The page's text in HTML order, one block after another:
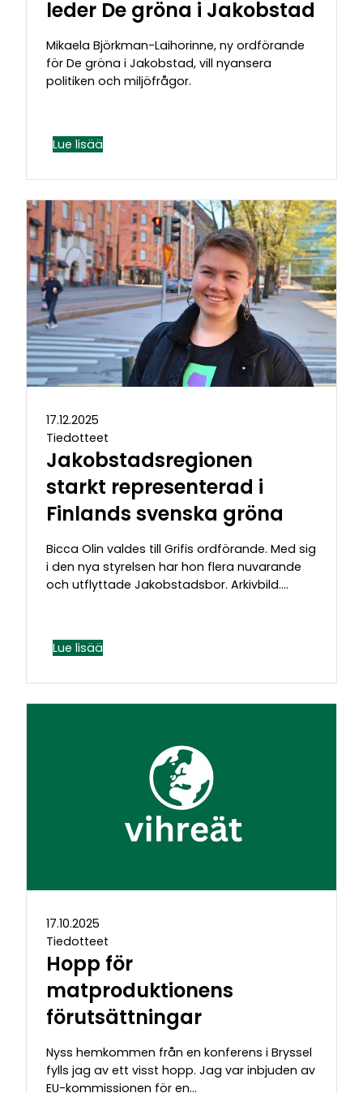
leder De gröna i Jakobstad
Mikaela Björkman-Laihorinne, ny ordförande
för De gröna i Jakobstad, vill nyansera
politiken och miljöfrågor.
Lue lisää
17.12.2025
Tiedotteet
Jakobstadsregionen
starkt representerad i
Finlands svenska gröna
Bicca Olin valdes till Grifis ordförande. Med sig
i den nya styrelsen har hon flera nuvarande
och utflyttade Jakobstadsbor. Arkivbild….
Lue lisää
17.10.2025
Tiedotteet
Hopp för
matproduktionens
förutsättningar
Nyss hemkommen från en konferens i Bryssel
fylls jag av ett visst hopp. Jag var inbjuden av
EU-kommissionen för en…